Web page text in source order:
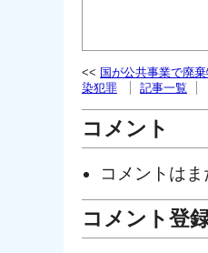
国が公共事業で廃
染犯罪
記事一覧
コメント
コメントはま
コメント登